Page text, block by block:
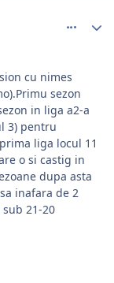
cu nimes
sezon
in liga a2-a
3) pentru
liga locul 11
o si castig in
dupa asta
inafara de 2
21-20